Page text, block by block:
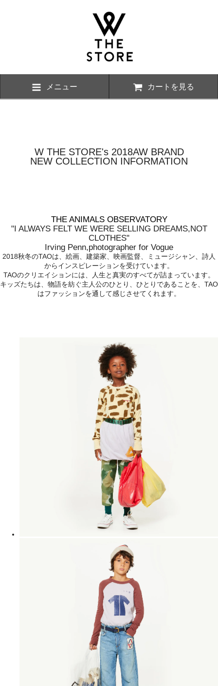
メニュー カートを見る
W THE STORE's 2018AW BRAND
NEW COLLECTION INFORMATION
THE ANIMALS OBSERVATORY
"I ALWAYS FELT WE WERE SELLING DREAMS,NOT
CLOTHES"
Irving Penn,photographer for Vogue
2018秋冬のTAOは、絵画、建築家、映画監督、ミュージシャン、詩人
からインスピレーションを受けています。
TAOのクリエイションには、人生と真実のすべてが詰まっています。
キッズたちは、物語を紡ぐ主人公のひとり、ひとりであることを、TAO
はファッションを通して感じさせてくれます。